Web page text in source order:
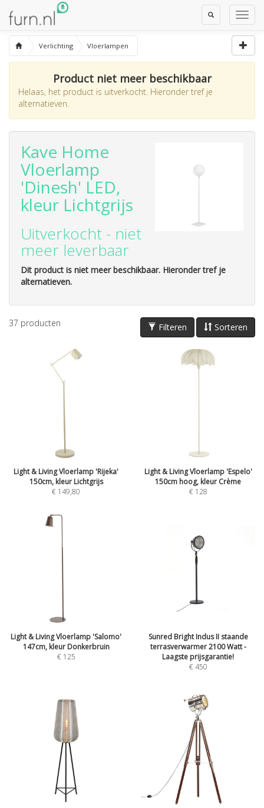
Toggle
Search
Verlichting Vloerlampen
Product niet meer beschikbaar
Helaas, het product is uitverkocht. Hieronder tref je
alternatieven.
Kave Home
Vloerlamp
'Dinesh' LED,
kleur Lichtgrijs
Uitverkocht - niet
meer leverbaar
Dit product is niet meer beschikbaar. Hieronder tref je
alternatieven.
Sorteren
Filteren
37 producten
Light & Living Vloerlamp 'Rijeka'
150cm, kleur Lichtgrijs
€ 149,80
Light & Living Vloerlamp 'Espelo'
150cm hoog, kleur Crème
€ 128
Light & Living Vloerlamp 'Salomo'
147cm, kleur Donkerbruin
€ 125
Sunred Bright Indus II staande
terrasverwarmer 2100 Watt -
Laagste prijsgarantie!
€450